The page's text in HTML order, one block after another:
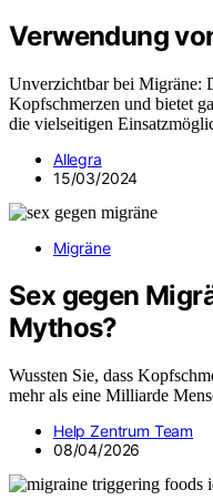
Verwendung
Unverzichtbar bei Migräne:
Kopfschmerzen und bietet
die vielseitigen
Allegra
15/03/2024
Migräne
Sex gegen
Mythos?
Wussten Sie, dass
mehr als eine Milliarde
Help Zentrum Team
08/04/2026